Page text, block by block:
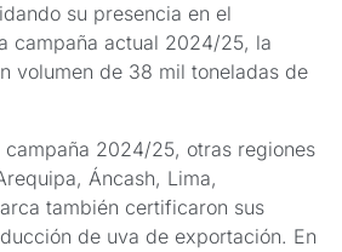
su presencia en el
campaña actual 2024/25, la
volumen de 38 mil toneladas de
2024/25, otras regiones
Áncash, Lima,
también certificaron sus
de uva de exportación. En